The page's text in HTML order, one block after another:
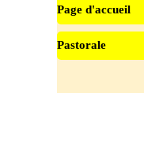
Page d'accueil
Pastorale